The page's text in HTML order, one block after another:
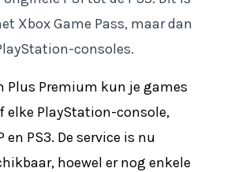
Xbox Game Pass, maar dan
consoles.
Plus Premium kun je games
elke PlayStation-console,
en PS3. De service is nu
hoewel er nog enkele